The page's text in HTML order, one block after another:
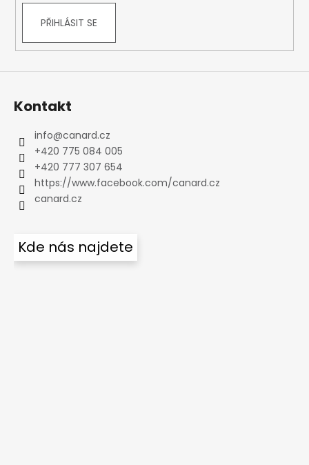
PŘIHLÁSIT SE
Kontakt
info@canard.cz
+420 775 084 005
+420 777 307 654
https://www.facebook.com/canard.cz
canard.cz
Kde nás najdete